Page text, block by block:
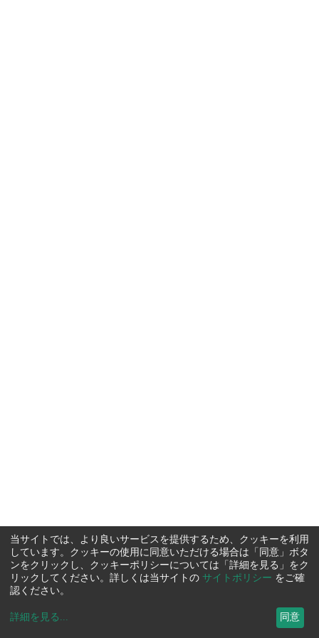
当サイトでは、より良いサービスを提供するため、クッキーを利用
しています。クッキーの使用に同意いただける場合は「同意」ボタ
ンをクリックし、クッキーポリシーについては「詳細を見る」をク
リックしてください。詳しくは当サイトの サイトポリシー をご確
認ください。
詳細を見る ... 同意